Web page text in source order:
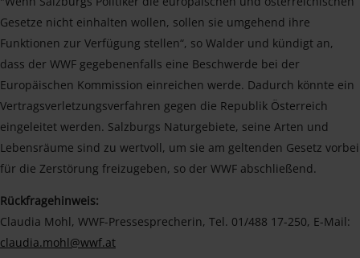
Gesetze nicht einhalten wollen, sollen sie umgehend ihre
Funktionen zur Verfügung stellen“, so Walder und kündigt an,
dass der WWF gegebenenfalls eine Beschwerde bei der
Europäischen Kommission einreichen werde. Dadurch könnte ein
Vertragsverletzungsverfahren gegen die Republik Österreich
eingeleitet werden. Salzburgs Naturgebiete, seine Arten und
Lebensräume sind zu wertvoll, um sie am geltenden Gesetz vorbei
für die Zerstörung freizugeben, so der WWF abschließend.
Rückfragehinweis:
Claudia Mohl, WWF-Pressesprecherin, Tel. 01/488 17-250, E-Mail:
claudia.mohl@wwf.at